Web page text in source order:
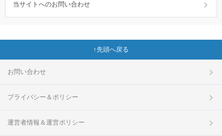
当サイトへのお問い合わせ
先頭へ戻る
お問い合わせ
プライバシー＆ポリシー
運営者情報＆運営ポリシー